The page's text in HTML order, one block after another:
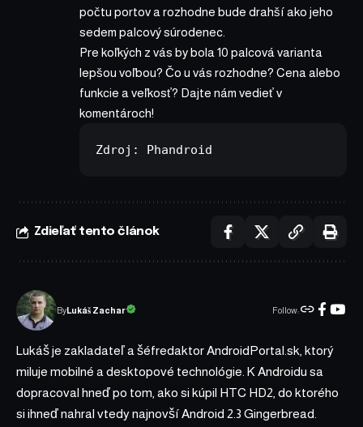
počtu portov a rozhodne bude drahší ako jeho
sedem palcový súrodenec.
Pre koľkých z vás by bola 10 palcová varianta
lepšou voľbou? Čo u vás rozhodne? Cena alebo
funkcie a veľkosť? Dajte nám vedieť v
komentároch!
Zdroj: Phandroid
Zdieľať tento článok
ByLukáš Zachar Follow:
Lukáš je zakladateľ a šéfredaktor AndroidPortal.sk, ktorý
miluje mobilné a desktopové technológie. K Androidu sa
dopracoval hneď po tom, ako si kúpil HTC HD2, do ktorého
si ihneď nahral vtedy najnovší Android 2.3 Gingerbread.